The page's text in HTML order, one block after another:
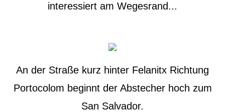
interessiert am Wegesrand...
An der Straße kurz hinter Felanitx Richtung
Portocolom beginnt der Abstecher hoch zum
San Salvador.